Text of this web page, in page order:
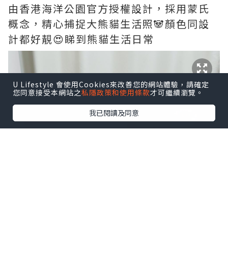
由香港海洋公園官方授權設計，採用蒙氏
概念，精心捕捉大熊貓生活照🐼顏色同設
計都好靚😍睇到熊貓生活日常
U Lifestyle 會使用Cookies來改善您的網站體驗，請確定
您同意接受本網站之私隱政策和使用條款才可繼續瀏覽。
我已閱讀及同意